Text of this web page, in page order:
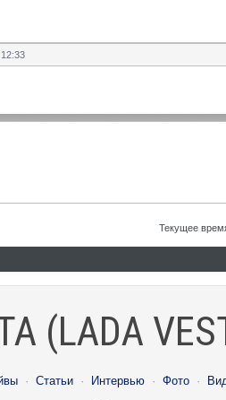
12:33
Текущее
(LADA
· Статьи · Интервью · Фото ·